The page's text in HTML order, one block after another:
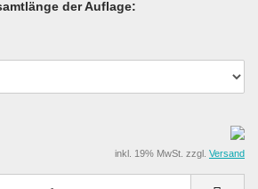
der Auflage:
inkl. 19% MwSt. zzgl. Versand